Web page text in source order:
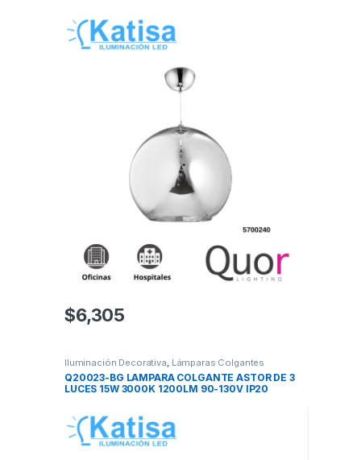
$6,305
Iluminación Decorativa, Lámparas Colgantes
Q20023-BG LAMPARA COLGANTE ASTOR DE 3
LUCES 15W 3000K 1200LM 90-130V IP20